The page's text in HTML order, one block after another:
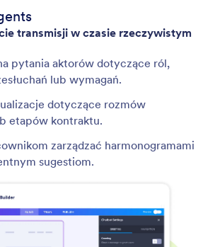
transmisji w czasie rzeczywistym
pytania aktorów dotyczące ról,
lub wymagań.
dotyczące rozmów
etapów kontraktu.
zarządzać harmonogramami
sugestiom.